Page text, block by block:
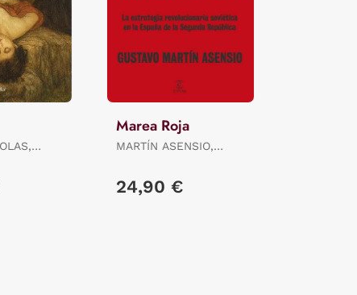
Marea Roja
MARTÍN ASENSIO,
24,90 €